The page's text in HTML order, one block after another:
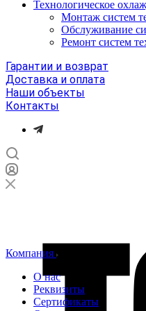
Технологическое
Монтаж систем
Обслуживание
Ремонт систем
Гарантии и возврат
Доставка и оплата
Наши объекты
Контакты
Компания
О нас
Реквизиты
Сертификаты